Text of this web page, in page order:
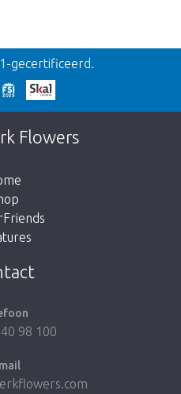
Klik op de
te gaan naar de
de shop
gecertificeerd.
Flowers
98 100